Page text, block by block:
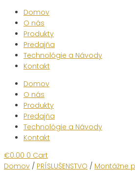
Domov
O nás
Produkty
Predajňa
Technológie a Návody
Kontakt
Domov
O nás
Produkty
Predajňa
Technológie a Návody
Kontakt
€0.00 0 Cart
Domov / PRÍSLUŠENSTVO / Montážne